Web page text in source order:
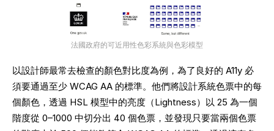
法國政府的可近用性色彩系統與色彩模型
以設計師最常去檢查的顏色對比度為例，為了良好的 A11y 必
須要通過至少 WCAG AA 的標準。他們將設計系統色票中的每
個顏色，透過 HSL 模型中的亮度（Lightness）以 25 為一個
階度從 0–1000 中切分出 40 個色票，並發現只要當兩個色票